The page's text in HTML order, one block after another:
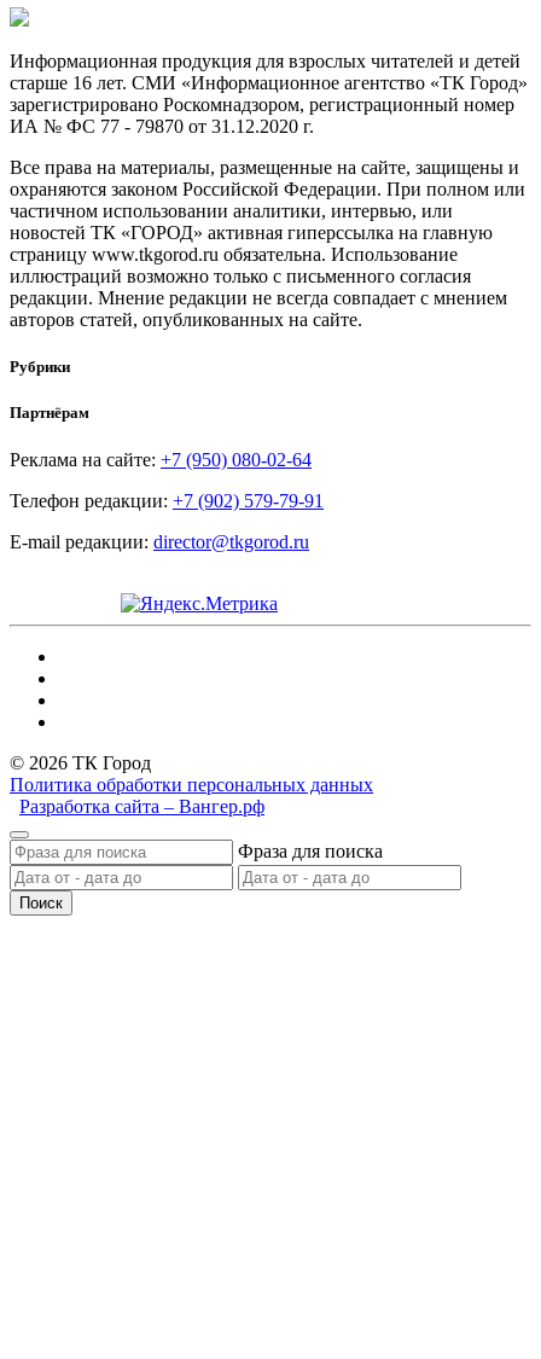
Информационная продукция для взрослых читателей и детей
старше 16 лет. СМИ «Информационное агентство «ТК Город»
зарегистрировано Роскомнадзором, регистрационный номер
ИА № ФС 77 - 79870 от 31.12.2020 г.
Все права на материалы, размещенные на сайте, защищены и
охраняются законом Российской Федерации. При полном или
частичном использовании аналитики, интервью, или
новостей ТК «ГОРОД» активная гиперссылка на главную
страницу www.tkgorod.ru обязательна. Использование
иллюстраций возможно только с письменного согласия
редакции. Мнение редакции не всегда совпадает с мнением
авторов статей, опубликованных на сайте.
Рубрики
Партнёрам
Реклама на сайте: +7 (950) 080-02-64
Телефон редакции: +7 (902) 579-79-91
E-mail редакции: director@tkgorod.ru
© 2026 ТК Город
Политика обработки персональных данных
Разработка сайта – Вангер.рф
Фраза для поиска
Поиск